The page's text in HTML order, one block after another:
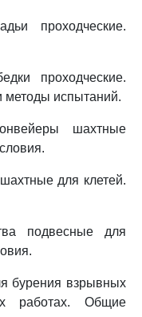
проходческие.
проходческие.
методы испытаний.
шахтные
для клетей.
подвесные для
бурения взрывных
работах. Общие